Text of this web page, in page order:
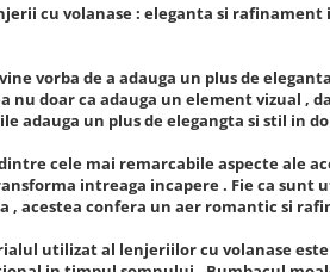
cu volanase : eleganta si rafinament
vorba de a adauga un plus de
nu doar ca adauga un element vizual ,
adauga un plus de elegangta si stil in
cele mai remarcabile aspecte ale
intreaga incapere . Fie ca
, acestea confera un aer romantic si
utilizat al lenjeriilor cu volanase